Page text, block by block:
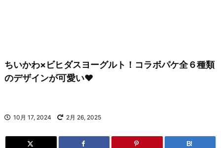
ちいかわ×ビヒダスヨーグルト！コラボパケ全６種類
のデザインが可愛い♥
10月 17, 2024 2月 26, 2025
B!